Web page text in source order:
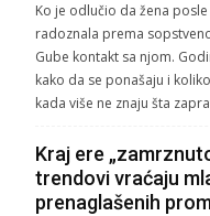
Ko je odlučio da žena
radoznala prema
Gube kontakt sa njom.
kako da se ponašaju i
kada više ne znaju šta
Kraj ere
trendovi vraćaju
prenaglašenih